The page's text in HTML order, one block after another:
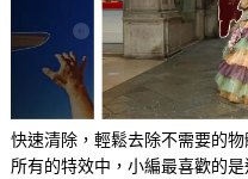
快速清除，輕鬆去除不需要的物
所有的特效中，小編最喜歡的